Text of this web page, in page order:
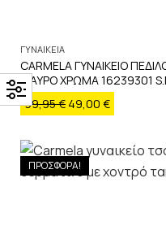
ΓΥΝΑΙΚΕΙΑ
CARMELA ΓΥΝΑΙΚΕΙΟ
ΜΑΥΡΟ ΧΡΩΜΑ 16239301
99,95€ 49,00 €
ΠΡΟΣΦΟΡΑ!